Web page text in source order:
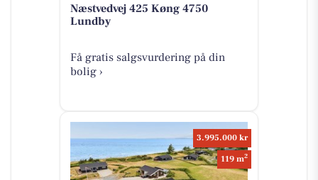
Næstvedvej 425 Køng 4750
Lundby
Få gratis salgsvurdering på din
bolig ›
3.995.000 kr
119 m2